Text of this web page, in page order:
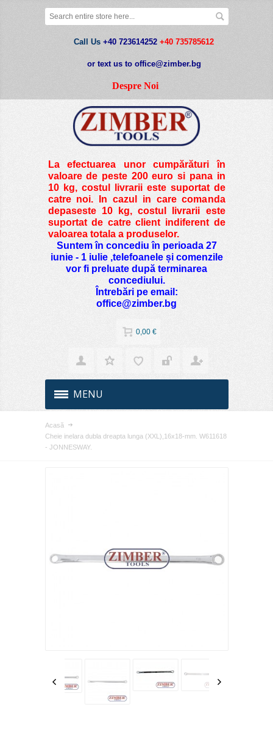
Call Us +40 723614252 +40 735785612
or text us to office@zimber.bg
Despre Noi
La efectuarea unor cumpărături în
valoare de peste200 euro si pana in
10 kg, costul livrarii este suportat de
catre noi. In cazul in care comanda
depaseste 10 kg, costul livrarii este
suportat de catre client indiferent de
valoarea totala a produselor.
Suntem în concediu în perioada 27
iunie - 1 iulie ,telefoanele și comenzile
vor fi preluate după terminarea
concediului.
Întrebări pe email:
office@zimber.bg
0,00 €
MENU
Acasă
Cheie inelara dubla dreapta lunga (XXL),16x18-mm. W611618
- JONNESWAY.